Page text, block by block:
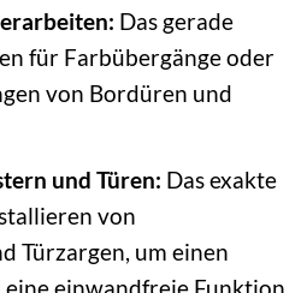
Das gerade
für Farbübergänge oder
von Bordüren und
und Türen: Das exakte
von
Türzargen, um einen
einwandfreie Funktion